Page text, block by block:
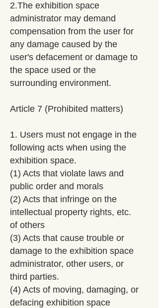
2.The exhibition space
administrator may demand
compensation from the user for
any damage caused by the
user's defacement or damage to
the space used or the
surrounding environment.
Article 7 (Prohibited matters)
1. Users must not engage in the
following acts when using the
exhibition space.
(1) Acts that violate laws and
public order and morals
(2) Acts that infringe on the
intellectual property rights, etc.
of others
(3) Acts that cause trouble or
damage to the exhibition space
administrator, other users, or
third parties.
(4) Acts of moving, damaging, or
defacing exhibition space